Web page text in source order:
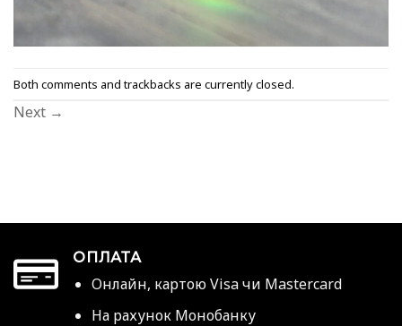
Both comments and trackbacks are currently closed.
Next →
ОПЛАТА
Онлайн, картою Visa чи Mastercard
На рахунок Монобанку